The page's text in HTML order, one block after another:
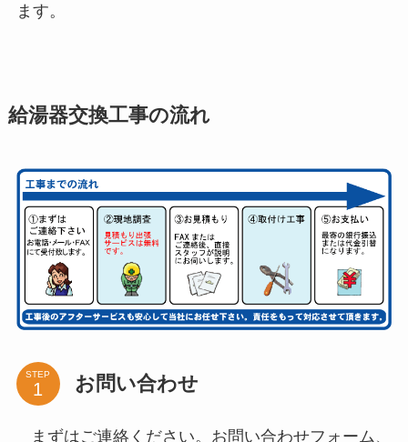
ます。
給湯器交換工事の流れ
STEP お問い合わせ
まずはご連絡ください。お問い合わせフォーム、